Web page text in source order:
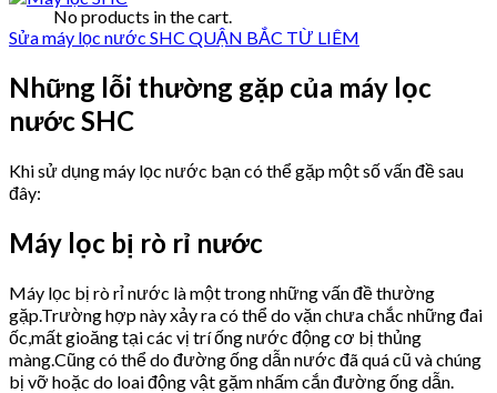
No products in the cart.
Sửa máy lọc nước SHC QUẬN BẮC TỪ LIÊM
Những lỗi thường gặp của máy lọc
nước SHC
Khi sử dụng máy lọc nước bạn có thể gặp một số vấn đề sau
đây:
Máy lọc bị rò rỉ nước
Máy lọc bị rò rỉ nước là một trong những vấn đề thường
gặp.Trường hợp này xảy ra có thể do vặn chưa chắc những đai
ốc,mất gioăng tại các vị trí ống nước động cơ bị thủng
màng.Cũng có thể do đường ống dẫn nước đã quá cũ và chúng
bị vỡ hoặc do loai động vật gặm nhấm cắn đường ống dẫn.